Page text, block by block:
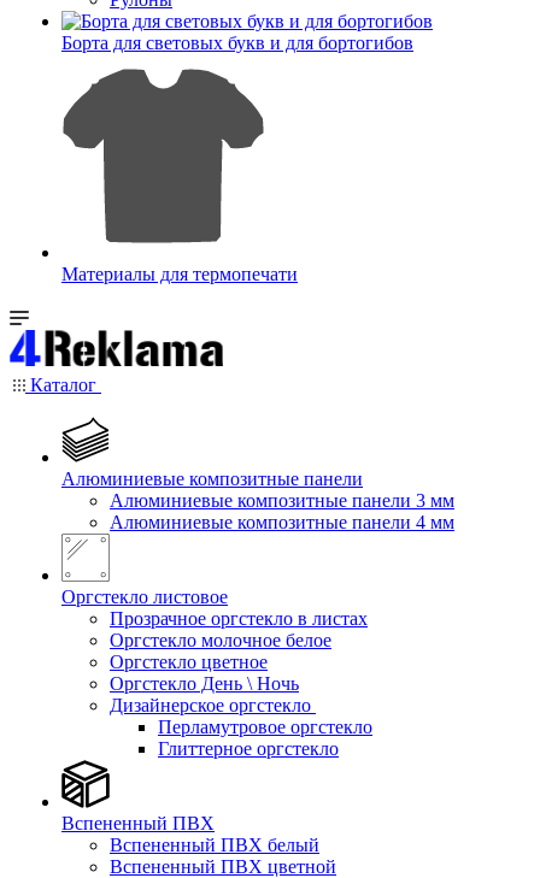
Борта для световых букв и для бортогибов
Материалы для термопечати
Каталог
Алюминиевые композитные панели
Алюминиевые композитные панели 3 мм
Алюминиевые композитные панели 4 мм
Оргстекло листовое
Прозрачное оргстекло в листах
Оргстекло молочное белое
Оргстекло цветное
Оргстекло День \ Ночь
Дизайнерское оргстекло
Перламутровое оргстекло
Глиттерное оргстекло
Вспененный ПВХ
Вспененный ПВХ белый
Вспененный ПВХ цветной